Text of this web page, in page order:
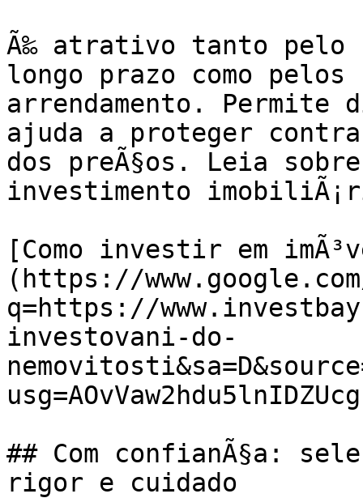
Ã‰ atrativo tanto pelo
longo prazo como
arrendamento.
ajuda a proteger
dos preÃ§os. Leia
investimento
[Como investir em
(https://
q=https://
investovani-do-
## Com confianÃ§a:
rigor e cuidado